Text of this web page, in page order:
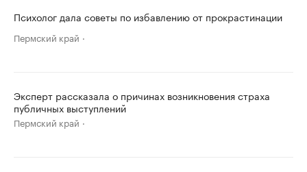
Психолог дала советы по избавлению от прокрастинации
Пермский край
Эксперт рассказала о причинах возникновения страха
публичных выступлений
Пермский край